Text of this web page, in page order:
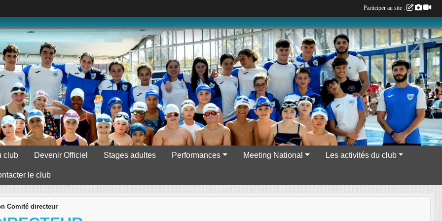
club Devenir Officiel Stages adultes Performances Meeting National Les activités du club
le club
Comité directeur
Participer au site :